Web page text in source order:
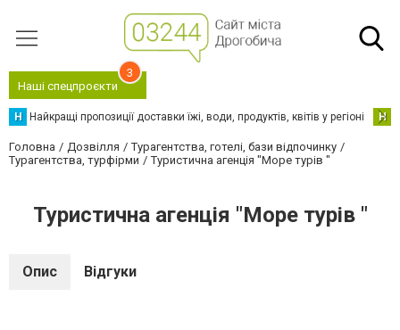
Наші спецпроєкти
3
Н Найкращі пропозиції доставки їжі, води, продуктів, квітів у регіоні Н
Головна Дозвілля
Турагентства, готелі, бази відпочинку
Турагентства, турфірми
Туристична агенція "Море турів "
Туристична агенція "Море турів "
Опис Відгуки